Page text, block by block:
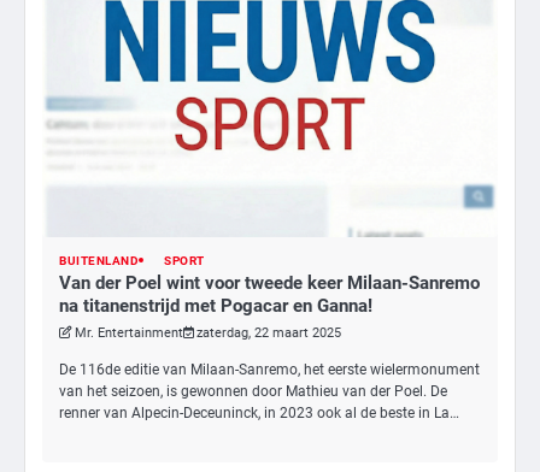
BUITENLAND SPORT
Van der Poel wint voor tweede keer Milaan-Sanremo
na titanenstrijd met Pogacar en Ganna!
Mr. Entertainment zaterdag, 22 maart 2025
De 116de editie van Milaan-Sanremo, het eerste wielermonument
van het seizoen, is gewonnen door Mathieu van der Poel. De
renner van Alpecin-Deceuninck, in 2023 ook al de beste in La…